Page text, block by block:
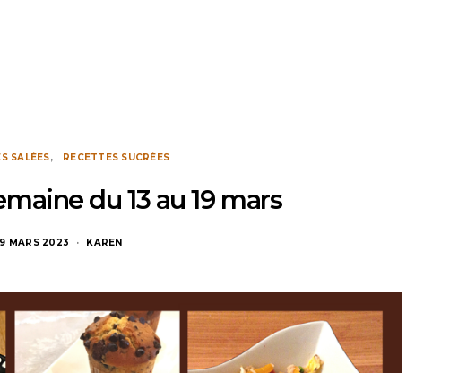
SALÉES RECETTES SUCRÉES
du 13 au 19 mars
9 MARS 2023 KAREN